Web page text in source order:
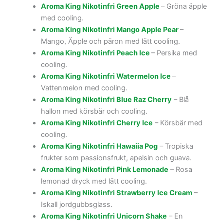
Aroma King Nikotinfri Green Apple – Gröna äpple
med cooling.
Aroma King Nikotinfri Mango Apple Pear–
Mango, Äpple och päron med lätt cooling.
Aroma King Nikotinfri Peach Ice – Persika med
cooling.
Aroma King Nikotinfri Watermelon Ice –
Vattenmelon med cooling.
Aroma King Nikotinfri Blue Raz Cherry– Blå
hallon med körsbär och cooling.
Aroma King Nikotinfri Cherry Ice – Körsbär med
cooling.
Aroma King Nikotinfri Hawaiia Pog– Tropiska
frukter som passionsfrukt, apelsin och guava.
Aroma King Nikotinfri Pink Lemonade – Rosa
lemonad dryck med lätt cooling.
Aroma King Nikotinfri Strawberry Ice Cream–
Iskall jordgubbsglass.
Aroma King Nikotinfri Unicorn Shake – En